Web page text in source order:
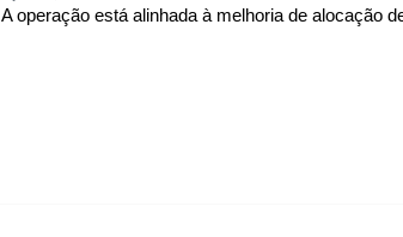
A operação está alinhada à melhoria de alocação